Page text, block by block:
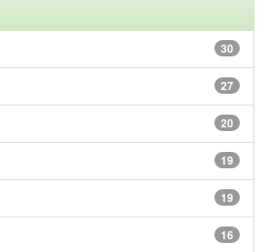
30
27
20
19
19
16